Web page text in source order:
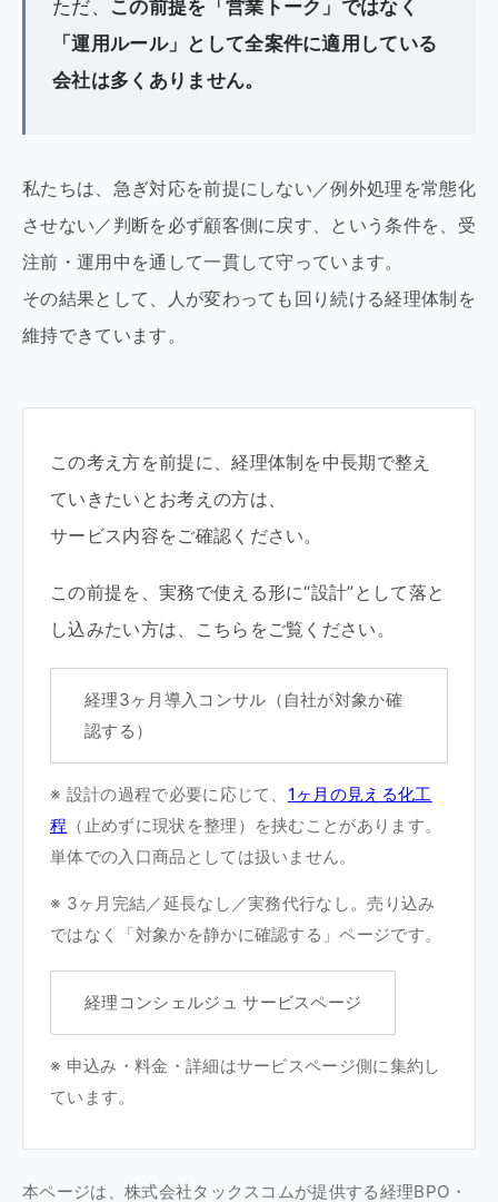
ただ、
この前提を「営業トーク」ではなく
「運用ルール」として全案件に適用している
会社は多くありません。
私たちは、急ぎ対応を前提にしない／例外処理を常態化
させない／判断を必ず顧客側に戻す、という条件を、受
注前・運用中を通して一貫して守っています。
その結果として、人が変わっても回り続ける経理体制を
維持できています。
この考え方を前提に、経理体制を中長期で整え
ていきたいとお考えの方は、
サービス内容をご確認ください。
この前提を、実務で使える形に“設計”として落と
し込みたい方は、こちらをご覧ください。
経理3ヶ月導入コンサル（自社が対象か確
認する）
※ 設計の過程で必要に応じて、 1ヶ月の見える化工
程 （止めずに現状を整理）を挟むことがあります。
単体での入口商品としては扱いません。
※ 3ヶ月完結／延長なし／実務代行なし。売り込み
ではなく「対象かを静かに確認する」ページです。
経理コンシェルジュ サービスページ
※ 申込み・料金・詳細はサービスページ側に集約し
ています。
本ページは、株式会社タックスコムが提供する経理BPO・